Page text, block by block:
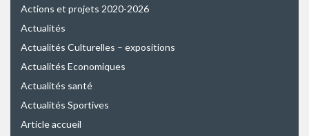
Actions et projets 2020-2026
Actualités
Actualités Culturelles – expositions
Actualités Economiques
Actualités santé
Actualités Sportives
Article accueil